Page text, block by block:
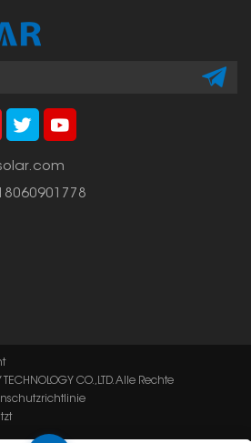
CO.,LTD. Alle Rechte